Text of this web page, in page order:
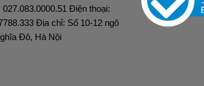
027.083.0000.51 Điện thoại:
Địa chỉ: Số 10-12 ngõ
Đô, Hà Nội